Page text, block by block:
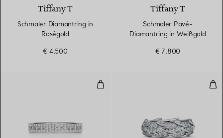
Tiffany T
Schmaler Diamantring in
Roségold
€ 4.500
Tiffany T
Schmaler Pavé-
Diamantring in Weißgold
€ 7.800
True schmaler Ring in Weißgold